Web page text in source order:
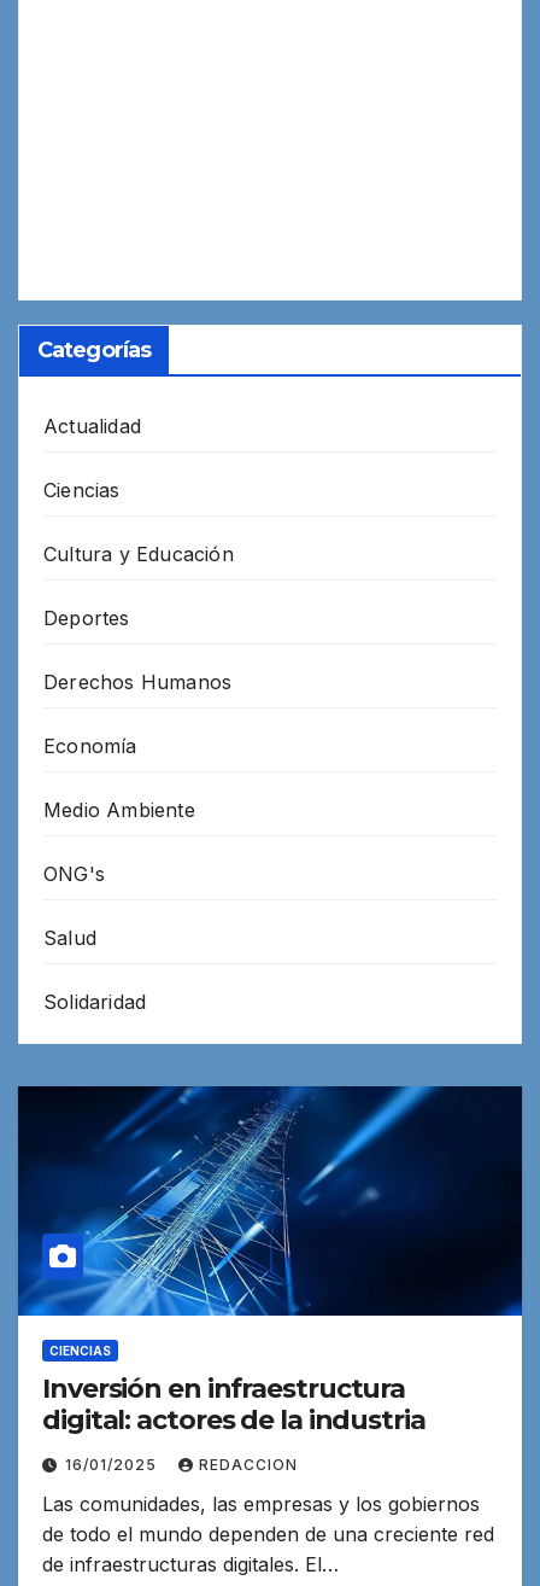
Categorías
Actualidad
Ciencias
Cultura y Educación
Deportes
Derechos Humanos
Economía
Medio Ambiente
ONG's
Salud
Solidaridad
CIENCIAS
Inversión en infraestructura
digital: actores de la industria
16/01/2025 REDACCION
Las comunidades, las empresas y los gobiernos
de todo el mundo dependen de una creciente red
de infraestructuras digitales. El…